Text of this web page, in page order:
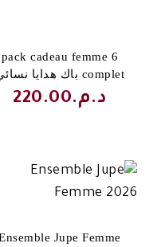
6 pack cadeau femme
complet باك هدايا نسائي
د.م.220.00
Jupe Femme